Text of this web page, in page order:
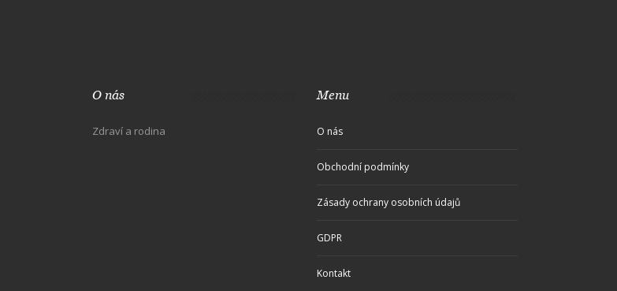
O nás
Zdraví a rodina
Menu
O nás
Obchodní podmínky
Zásady ochrany osobních údajů
GDPR
Kontakt